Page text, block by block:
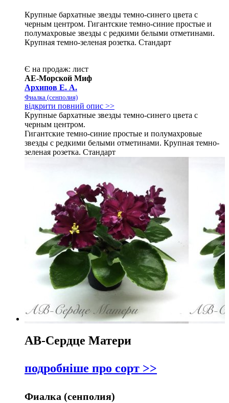
Крупные бархатные звезды темно-синего цвета с
черным центром. Гигантские темно-синие простые и
полумахровые звезды с редкими белыми отметинами.
Крупная темно-зеленая розетка. Стандарт
Є на продаж: лист
АЕ-Морской Миф
Архипов Е. А.
Фиалка (сенполия)
відкрити повний опис >>
Крупные бархатные звезды темно-синего цвета с
черным центром.
Гигантские темно-синие простые и полумахровые
звезды с редкими белыми отметинами. Крупная темно-
зеленая розетка. Стандарт
АВ-Сердце Матери
подробніше про сорт >>
Фиалка (сенполия)